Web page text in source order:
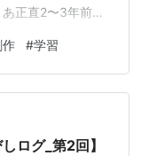
正直2〜3年前の
ことで増えてい
な道のりね…
作 #学習
ログ_第2回】